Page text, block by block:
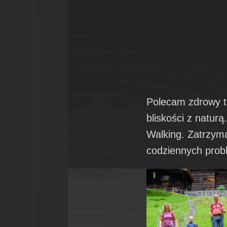
Polecam zdrowy
bliskości z
Walking.
codziennych